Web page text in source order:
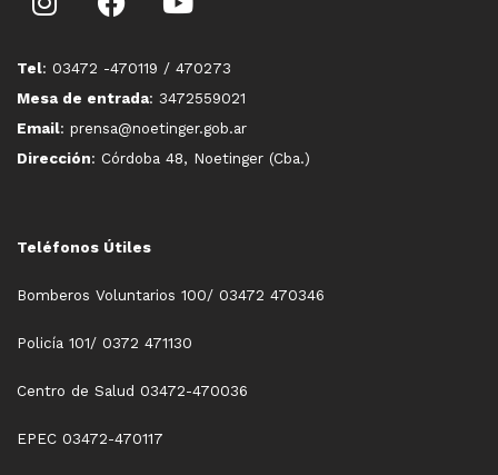
Tel: 03472 -470119 / 470273
Mesa de entrada: 3472559021
Email: prensa@noetinger.gob.ar
Dirección: Córdoba 48, Noetinger (Cba.)
Teléfonos Útiles
Bomberos Voluntarios 100/ 03472 470346
Policía 101/ 0372 471130
Centro de Salud 03472-470036
EPEC 03472-470117